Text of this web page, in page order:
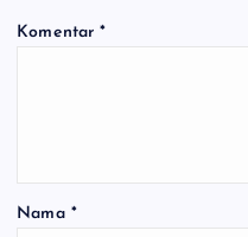
Komentar*
Nama *